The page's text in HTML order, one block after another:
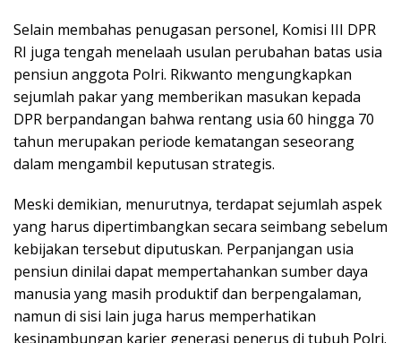
Selain membahas penugasan personel, Komisi III DPR
RI juga tengah menelaah usulan perubahan batas usia
pensiun anggota Polri. Rikwanto mengungkapkan
sejumlah pakar yang memberikan masukan kepada
DPR berpandangan bahwa rentang usia 60 hingga 70
tahun merupakan periode kematangan seseorang
dalam mengambil keputusan strategis.
Meski demikian, menurutnya, terdapat sejumlah aspek
yang harus dipertimbangkan secara seimbang sebelum
kebijakan tersebut diputuskan. Perpanjangan usia
pensiun dinilai dapat mempertahankan sumber daya
manusia yang masih produktif dan berpengalaman,
namun di sisi lain juga harus memperhatikan
kesinambungan karier generasi penerus di tubuh Polri.